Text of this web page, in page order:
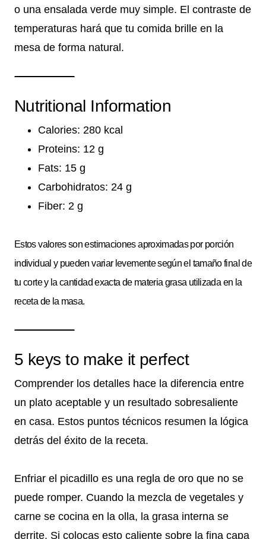
o una ensalada verde muy simple. El contraste de
temperaturas hará que tu comida brille en la
mesa de forma natural.
Nutritional Information
Calories: 280 kcal
Proteins: 12 g
Fats: 15 g
Carbohidratos: 24 g
Fiber: 2 g
Estos valores son estimaciones aproximadas por porción
individual y pueden variar levemente según el tamaño final de
tu corte y la cantidad exacta de materia grasa utilizada en la
receta de la masa.
5 keys to make it perfect
Comprender los detalles hace la diferencia entre
un plato aceptable y un resultado sobresaliente
en casa. Estos puntos técnicos resumen la lógica
detrás del éxito de la receta.
Enfriar el picadillo es una regla de oro que no se
puede romper. Cuando la mezcla de vegetales y
carne se cocina en la olla, la grasa interna se
derrite. Si colocas esto caliente sobre la fina capa